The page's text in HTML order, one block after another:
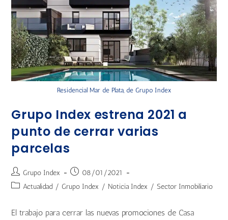
Residencial Mar de Plata, de Grupo Index
Grupo Index estrena 2021 a
punto de cerrar varias
parcelas
Grupo Index
08/01/2021
Actualidad / Grupo Index / Noticia Index / Sector Inmobiliario
El trabajo para cerrar las nuevas promociones de Casa